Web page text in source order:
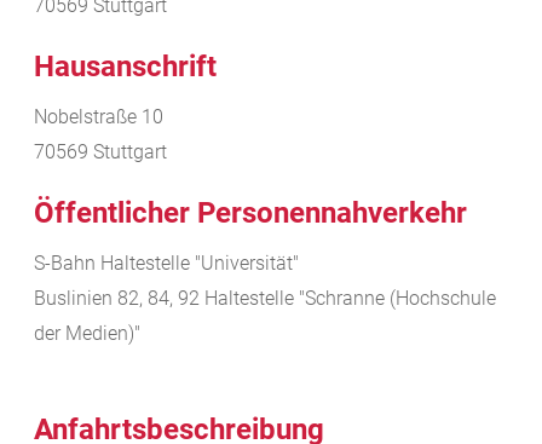
70569 Stuttgart
Hausanschrift
Nobelstraße 10
70569 Stuttgart
Öffentlicher Personennahverkehr
S-Bahn Haltestelle "Universität"
Buslinien 82, 84, 92 Haltestelle "Schranne (Hochschule
der Medien)"
Anfahrtsbeschreibung